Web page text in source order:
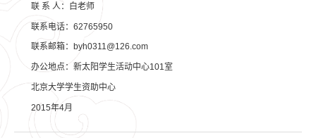
联 系 人：白老师
联系电话：62765950
联系邮箱：byh0311@126.com
办公地点：新太阳学生活动中心101室
北京大学学生资助中心
2015年4月